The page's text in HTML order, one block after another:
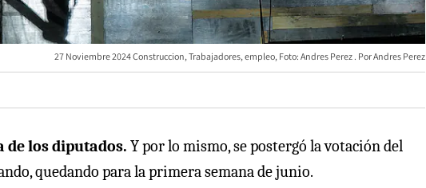
27 Noviembre 2024 Construccion, Trabajadores, empleo, Foto: Andres Perez Andres Perez
de los diputados. Y por lo mismo, se postergó la votación del
quedando para la primera semana de junio.